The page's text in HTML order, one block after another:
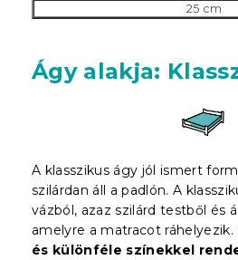
25 cm
Ágy alakja:
A klasszikus ágy jól ismert
szilárdan áll a padlón. A
vázból, azaz szilárd testből és
amelyre a matracot ráhelyezik.
és különféle színekkel